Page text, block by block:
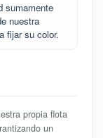
sumamente
nuestra
fijar su color.
propia flota
un